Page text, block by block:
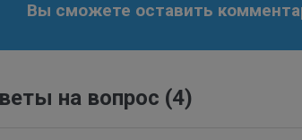
Вы сможете оставить
на вопрос (4)